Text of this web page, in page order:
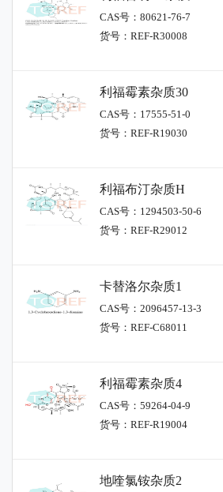
CAS号：80621-76-7
货号：REF-R30008
利福霉素杂质30
CAS号：17555-51-0
货号：REF-R19030
利福布汀杂质H
CAS号：1294503-50-6
货号：REF-R29012
卡替洛尔杂质1
CAS号：2096457-13-3
货号：REF-C68011
利福霉素杂质4
CAS号：59264-04-9
货号：REF-R19004
地喹氯铵杂质2